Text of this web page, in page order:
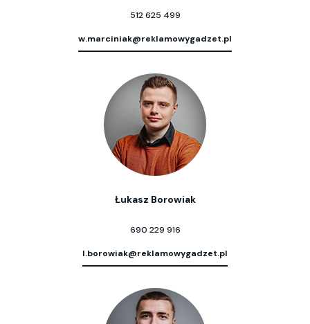
512 625 499
w.marciniak@reklamowygadzet.pl
Łukasz Borowiak
690 229 916
l.borowiak@reklamowygadzet.pl